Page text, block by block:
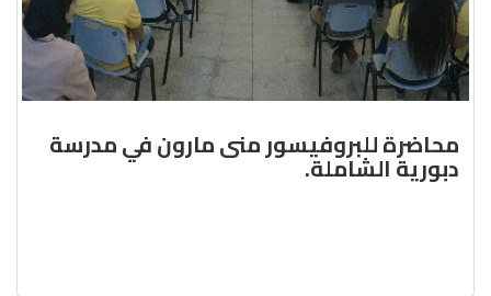
محاضرة للبروفيسور منى مارون في مدرسة
دبورية الشاملة.